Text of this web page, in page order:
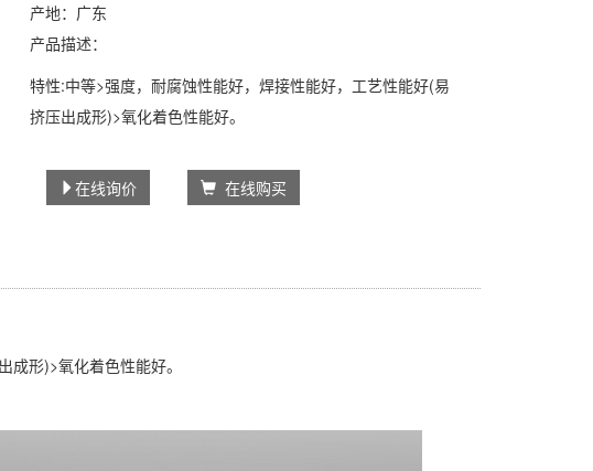
产地：广东
产品描述：
特性:中等>强度，耐腐蚀性能好，焊接性能好，工艺性能好(易
挤压出成形)>氧化着色性能好。
在线询价 在线购买
形)>氧化着色性能好。